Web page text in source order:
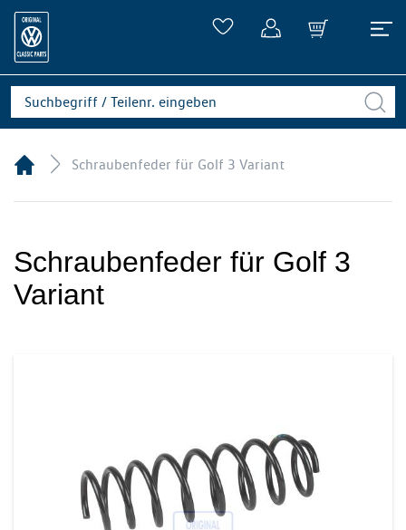
Schraubenfeder für Golf 3 Variant
Schraubenfeder für Golf 3
Variant